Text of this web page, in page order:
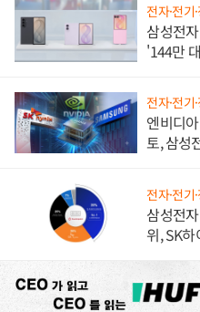
전자·전기
삼성전
'144만
전자·전기
엔비디
토, 삼성
전자·전기
삼성전
위, SK